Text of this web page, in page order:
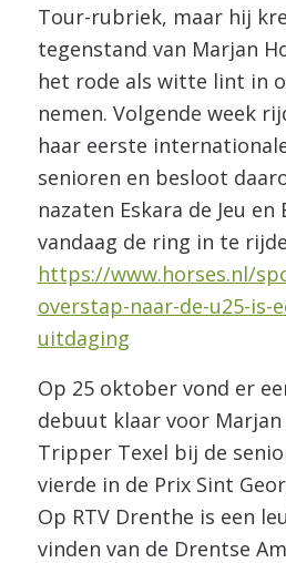
Tour-rubriek, maar hij
tegenstand van Marjan
het rode als witte lint in
nemen. Volgende week
haar eerste
senioren en besloot
nazaten Eskara de Jeu
vandaag de ring in te
https://www.horses.nl/
overstap-naar-de-u25-is-
uitdaging
Op 25 oktober vond er
debuut klaar voor Marjan
Tripper Texel bij de
vierde in de Prix Sint
Op RTV Drenthe is een
vinden van de Drentse